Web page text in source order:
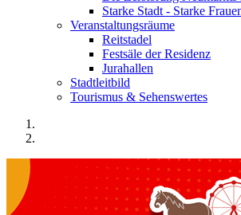
Starke Stadt - Starke
Veranstaltungsräume
Reitstadel
Festsäle der Residenz
Jurahallen
Stadtleitbild
Tourismus & Sehenswertes